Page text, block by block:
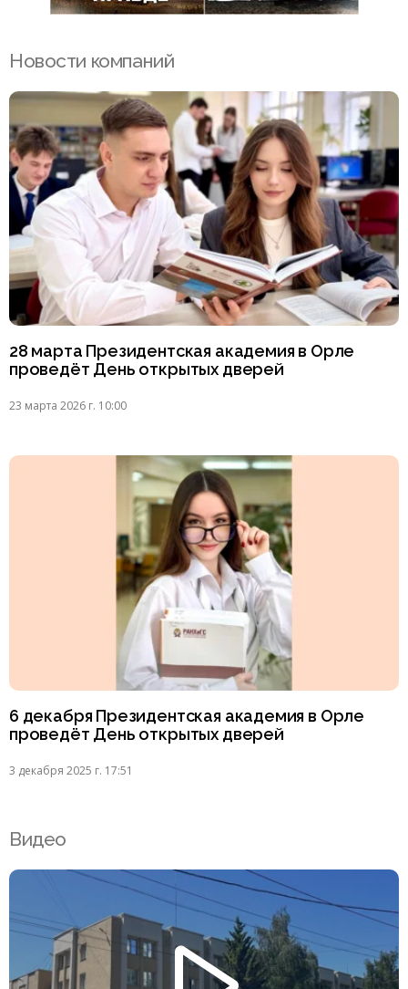
Новости компаний
28 марта Президентская академия в Орле
проведёт День открытых дверей
23 марта 2026 г. 10:00
6 декабря Президентская академия в Орле
проведёт День открытых дверей
3 декабря 2025 г. 17:51
Видео